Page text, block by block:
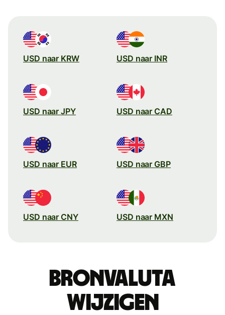
USD naar KRW USD naar INR
USD naar JPY USD naar CAD
USD naar EUR USD naar GBP
USD naar CNY USD naar MXN
Bronvaluta
wijzigen